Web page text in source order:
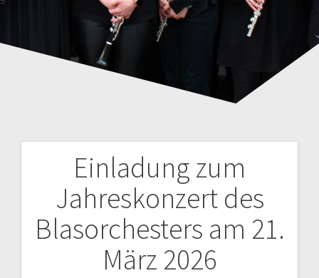
Einladung zum
Jahreskonzert des
Blasorchesters am 21.
März 2026
Beitragsnavigation